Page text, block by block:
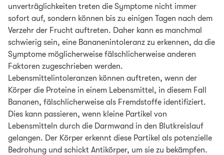
un­verträglich­keiten treten die Symptome nicht immer
sofort auf, sondern können bis zu einigen Tagen nach dem
Verzehr der Frucht auftreten. Daher kann es manchmal
schwierig sein, eine Bananenintoleranz zu erkennen, da die
Symptome möglicherweise fälschlicherweise anderen
Faktoren zugeschrieben werden.
Lebensmittelintoleranzen können auftreten, wenn der
Körper die Proteine in einem Lebensmittel, in diesem Fall
Bananen, fälschlicherweise als Fremdstoffe identifiziert.
Dies kann passieren, wenn kleine Partikel von
Lebensmitteln durch die Darmwand in den Blutkreislauf
gelangen. Der Körper erkennt diese Partikel als potenzielle
Bedrohung und schickt Antikörper, um sie zu bekämpfen.